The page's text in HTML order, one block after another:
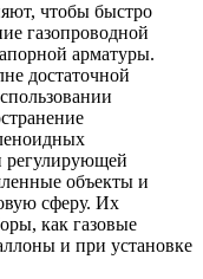
чтобы быстро
газопроводной
арматуры.
достаточной
регулирующей
объекты и
сферу. Их
как газовые
и при установке